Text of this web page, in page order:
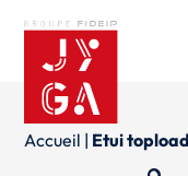
Accueil | Etui topload